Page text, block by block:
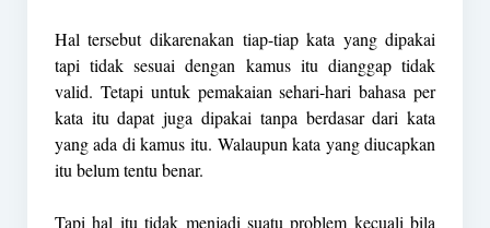
Hal tersebut dikarenakan tiap-tiap kata yang dipakai
tapi tidak sesuai dengan kamus itu dianggap tidak
valid. Tetapi untuk pemakaian sehari-hari bahasa per
kata itu dapat juga dipakai tanpa berdasar dari kata
yang ada di kamus itu. Walaupun kata yang diucapkan
itu belum tentu benar.
Tapi hal itu tidak menjadi suatu problem kecuali bila